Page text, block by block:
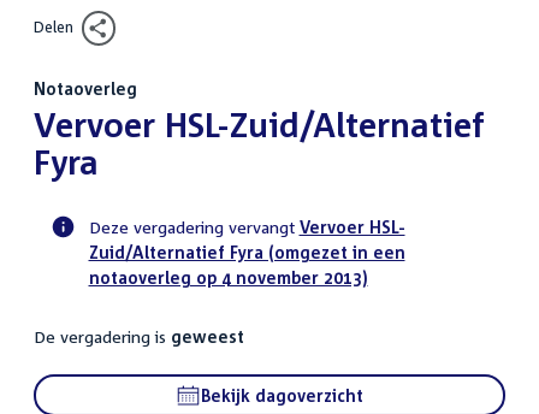
Delen
Notaoverleg
:Vervoer HSL-Zuid/Alternatief
Fyra
Voortgangsstatus
commissie
activiteit
Deze vergadering vervangt Vervoer HSL-
Zuid/Alternatief Fyra (omgezet in een
notaoverleg op 4 november 2013)
De vergadering is geweest
Bekijk dagoverzicht